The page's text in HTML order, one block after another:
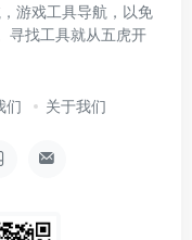
游戏工具导航，以免
寻找工具就从五虎开
们 关于我们